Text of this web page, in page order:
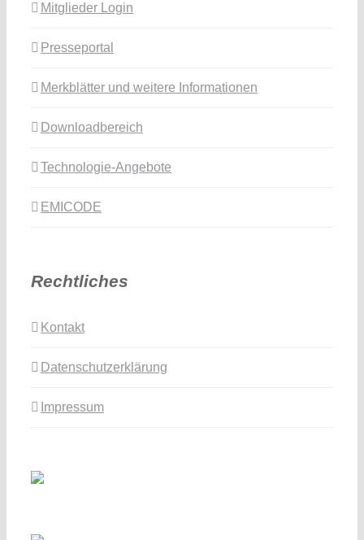
Mitglieder Login
Presseportal
Merkblätter und weitere Informationen
Downloadbereich
Technologie-Angebote
EMICODE
Rechtliches
Kontakt
Datenschutzerklärung
Impressum